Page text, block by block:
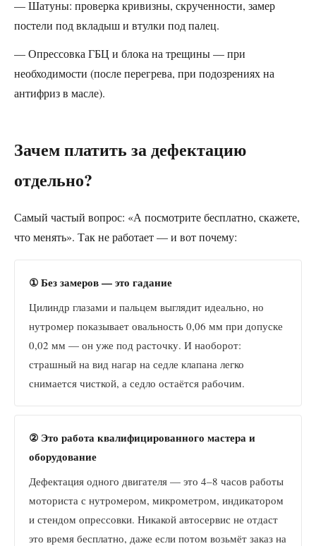
— Шатуны: проверка кривизны, скрученности, замер
постели под вкладыш и втулки под палец.
— Опрессовка ГБЦ и блока на трещины — при
необходимости (после перегрева, при подозрениях на
антифриз в масле).
Зачем платить за дефектацию
отдельно?
Самый частый вопрос: «А посмотрите бесплатно, скажете,
что менять». Так не работает — и вот почему:
① Без замеров — это гадание
Цилиндр глазами и пальцем выглядит идеально, но
нутромер показывает овальность 0,06 мм при допуске
0,02 мм — он уже под расточку. И наоборот:
страшный на вид нагар на седле клапана легко
снимается чисткой, а седло остаётся рабочим.
② Это работа квалифицированного мастера и
оборудование
Дефектация одного двигателя — это 4–8 часов работы
моториста с нутромером, микрометром, индикатором
и стендом опрессовки. Никакой автосервис не отдаст
это время бесплатно, даже если потом возьмёт заказ на